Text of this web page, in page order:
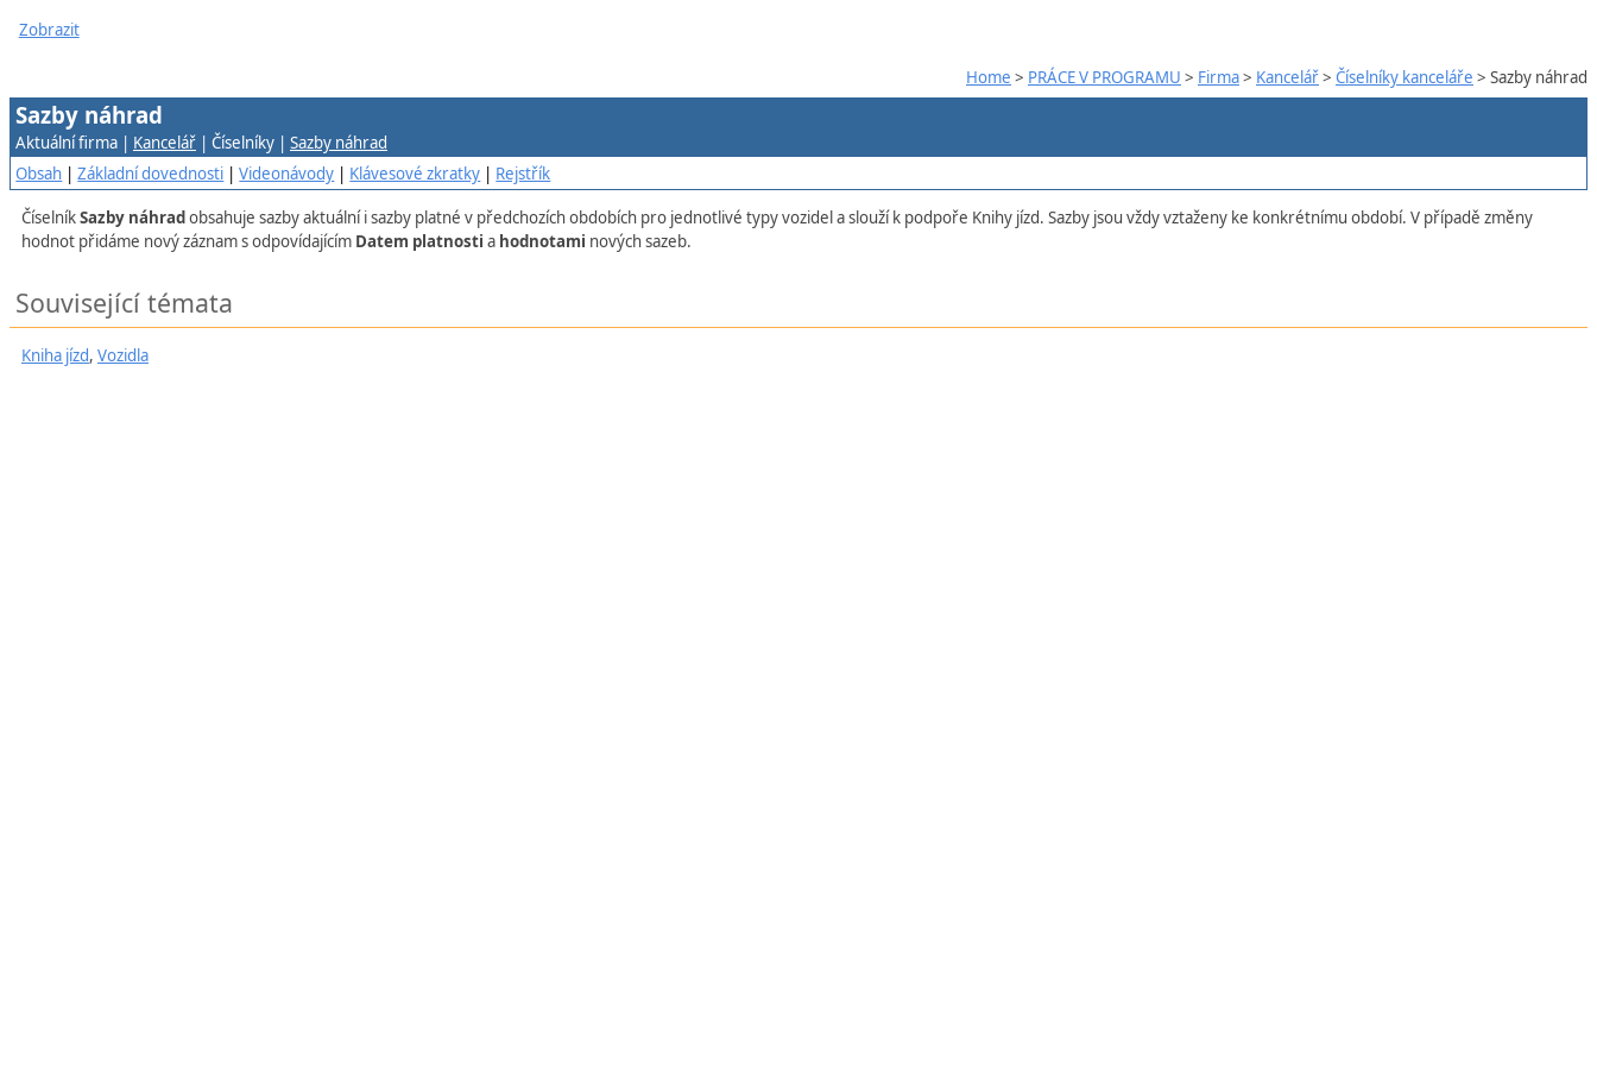
Zobrazit
Home > PRÁCE V PROGRAMU > Firma> Kancelář> Číselníky kanceláře > Sazby náhrad
Sazby náhrad
Aktuální firma | Kancelář | Číselníky | Sazby náhrad
Obsah |Základní dovednosti |Videonávody | Klávesové zkratky | Rejstřík
ČíselníkSazby náhrad obsahuje sazby aktuální i sazby platné v předchozích obdobích pro jednotlivé typy vozidel a slouží k podpoře Knihy jízd. Sazby jsou vždy vztaženy ke konkrétnímu období. V případě změny
hodnot přidáme nový záznam s odpovídajícím Datem platnosti a hodnotami nových sazeb.
Související témata
Kniha jízd, Vozidla